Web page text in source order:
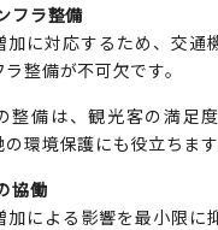
フラ整備
加に対応するため、交通
整備が不可欠です。
整備は、観光客の満足
環境保護にも役立ちます
協働
加による影響を最小限に